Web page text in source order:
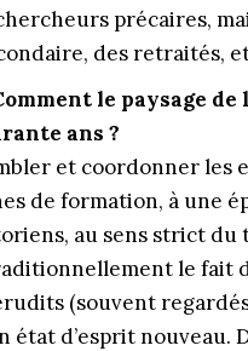
précaires,
des retraités,
le paysage
ans ?
et coordonner les
de formation, à une
au sens strict du
le fait
(souvent
d’esprit nouveau.